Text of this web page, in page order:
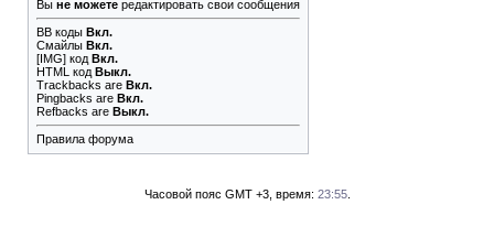
Вы не можете редактировать свои сообщения
BB коды Вкл.
Смайлы Вкл.
[IMG] код Вкл.
HTML код Выкл.
Trackbacks are Вкл.
Pingbacks are Вкл.
Refbacks are Выкл.
Правила форума
Часовой пояс GMT +3, время: 23:55.